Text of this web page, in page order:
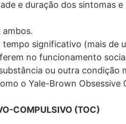
e duração dos sintomas
ambos.
significativo (mais de
no funcionamento
ou outra condição
o Yale-Brown
COMPULSIVO (TOC)